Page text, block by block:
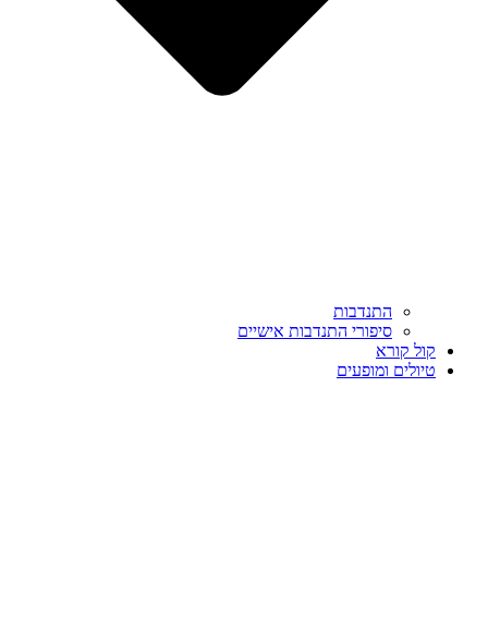
התנדבות
סיפורי התנדבות אישיים
קול קורא
טיולים ומופעים